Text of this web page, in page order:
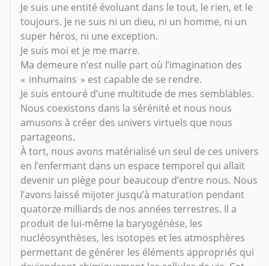
Je suis une entité évoluant dans le tout, le rien, et le
toujours. Je ne suis ni un dieu, ni un homme, ni un
super héros, ni une exception.
Je suis moi et je me marre.
Ma demeure n’est nulle part où l’imagination des
« inhumains » est capable de se rendre.
Je suis entouré d’une multitude de mes semblables.
Nous coexistons dans la sérénité et nous nous
amusons à créer des univers virtuels que nous
partageons.
À tort, nous avons matérialisé un seul de ces univers
en l’enfermant dans un espace temporel qui allait
devenir un piège pour beaucoup d’entre nous. Nous
l’avons laissé mijoter jusqu’à maturation pendant
quatorze milliards de nos années terrestres. Il a
produit de lui-même la baryogénèse, les
nucléosynthèses, les isotopes et les atmosphères
permettant de générer les éléments appropriés qui